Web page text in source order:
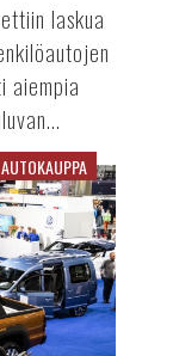
laskua
aiempia
AUTOKAUPPA